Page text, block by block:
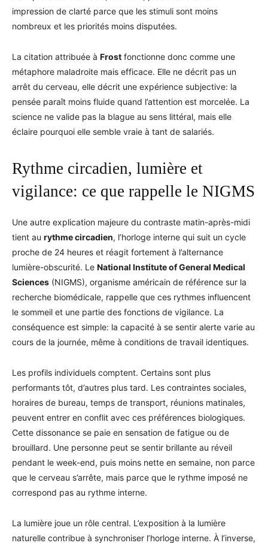
impression de clarté parce que les stimuli sont moins
nombreux et les priorités moins disputées.
La citation attribuée à Frost fonctionne donc comme une
métaphore maladroite mais efficace. Elle ne décrit pas un
arrêt du cerveau, elle décrit une expérience subjective: la
pensée paraît moins fluide quand l’attention est morcelée. La
science ne valide pas la blague au sens littéral, mais elle
éclaire pourquoi elle semble vraie à tant de salariés.
Rythme circadien, lumière et
vigilance: ce que rappelle le NIGMS
Une autre explication majeure du contraste matin-après-midi
tient au rythme circadien, l’horloge interne qui suit un cycle
proche de 24 heures et réagit fortement à l’alternance
lumière-obscurité. Le National Institute of General Medical
Sciences (NIGMS), organisme américain de référence sur la
recherche biomédicale, rappelle que ces rythmes influencent
le sommeil et une partie des fonctions de vigilance. La
conséquence est simple: la capacité à se sentir alerte varie au
cours de la journée, même à conditions de travail identiques.
Les profils individuels comptent. Certains sont plus
performants tôt, d’autres plus tard. Les contraintes sociales,
horaires de bureau, temps de transport, réunions matinales,
peuvent entrer en conflit avec ces préférences biologiques.
Cette dissonance se paie en sensation de fatigue ou de
brouillard. Une personne peut se sentir brillante au réveil
pendant le week-end, puis moins nette en semaine, non parce
que le cerveau s’arrête, mais parce que le rythme imposé ne
correspond pas au rythme interne.
La lumière joue un rôle central. L’exposition à la lumière
naturelle contribue à synchroniser l’horloge interne. À l’inverse,